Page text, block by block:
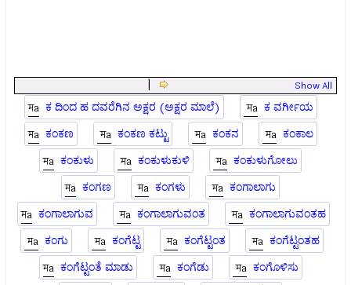
Show All
ಕ ದಿಂದ ಹ ದವರೆಗಿನ ಅಕ್ಷರ (ಅಕ್ಷರ ಮಾಲೆ)
ಕ ವರ್ಗೀಯ
ಕಂಕಣ
ಕಂಕಣ ಕಟ್ಟು ಕಂಕನ
ಕಂಕಾಲ
ಕಂಕುಳು
ಕಂಕುಳುಕುಳಿ
ಕಂಕುಳುಗೋಲು
ಕಂಗಣ
ಕಂಗಳು
ಕಂಗಾಲಾಗು
ಕಂಗಾಲಾಗುವ
ಕಂಗಾಲಾಗುವಂತ
ಕಂಗಾಲಾಗುವಂತಹ
ಕಂಗು
ಕಂಗೆಟ್ಟ ಕಂಗೆಟ್ಟಂತ
ಕಂಗೆಟ್ಟಂತಹ
ಕಂಗೆಟ್ಟಂತೆ ಮಾಡು
ಕಂಗೆಡು
ಕಂಗೊಳಿಸು